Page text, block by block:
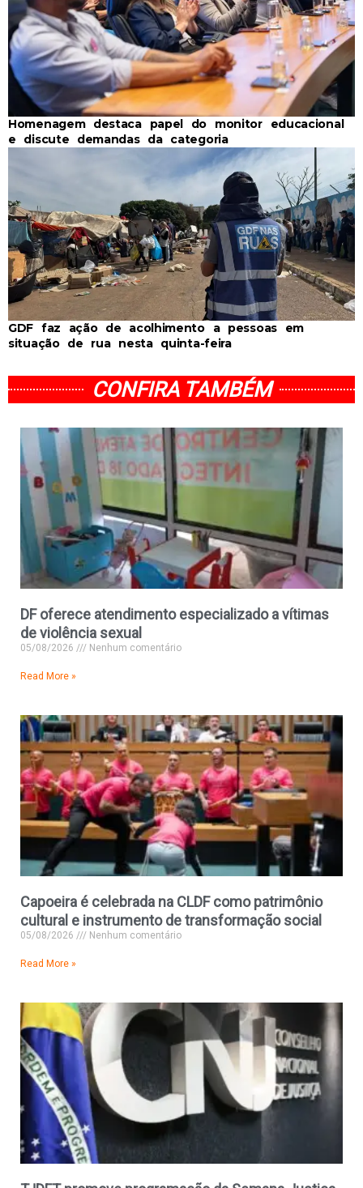
Homenagem destaca papel do monitor educacional
e discute demandas da categoria
GDF faz ação de acolhimento a pessoas em
situação de rua nesta quinta-feira
CONFIRA TAMBÉM
DF oferece atendimento especializado a vítimas
de violência sexual
05/08/2026 Nenhum comentário
Read More »
Capoeira é celebrada na CLDF como patrimônio
cultural e instrumento de transformação social
05/08/2026 Nenhum comentário
Read More »